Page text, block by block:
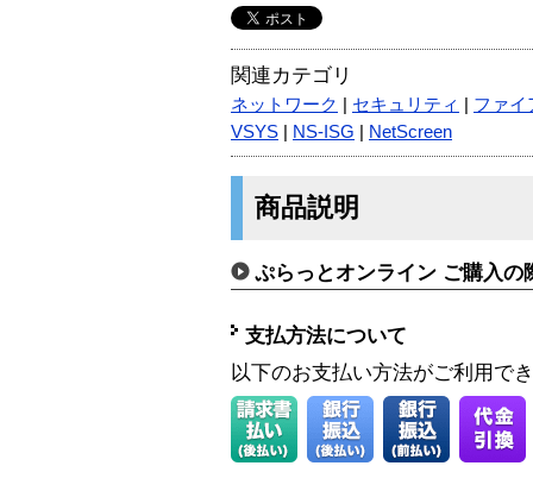
関連カテゴリ
ネットワーク セキュリティ
ファイ
VSYS
NS-ISG NetScreen
商品説明
ぷらっとオンライン ご購入の
支払方法について
以下のお支払い方法がご利用で